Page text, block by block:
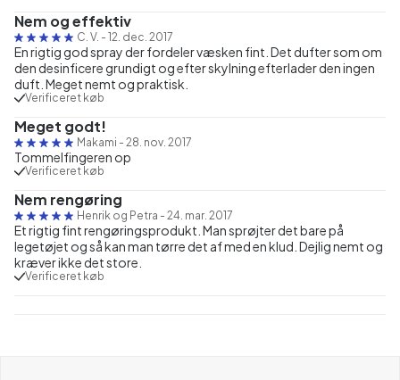
Nem og effektiv
C. V. - 12. dec. 2017
En rigtig god spray der fordeler væsken fint. Det dufter som om
den desinficere grundigt og efter skylning efterlader den ingen
duft. Meget nemt og praktisk.
Verificeret køb
Meget godt!
Makami - 28. nov. 2017
Tommelfingeren op
Verificeret køb
Nem rengøring
Henrik og Petra - 24. mar. 2017
Et rigtig fint rengøringsprodukt. Man sprøjter det bare på
legetøjet og så kan man tørre det af med en klud. Dejlig nemt og
kræver ikke det store.
Verificeret køb